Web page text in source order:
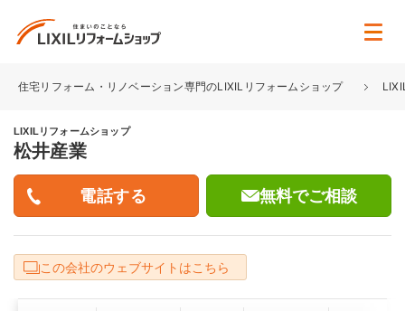
住宅リフォーム・リノベーション専門のLIXILリフォームショップ
LIXILリフォームショップ
松井産業
無料でご相談
この会社のウェブサイトはこちら